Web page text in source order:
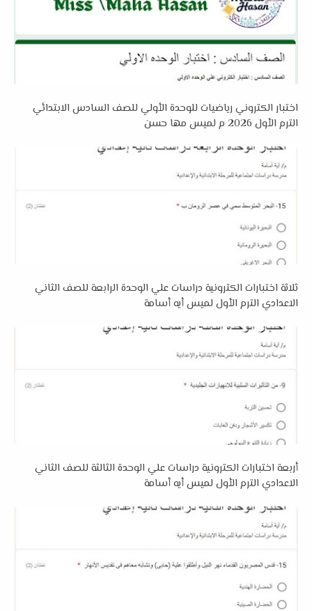
اختبار الكتروني رياضيات للوحدة الأولي للصف السادس الابتدائي
الترم الأول 2026 م لميس مها حسن
ثلاثة اختبارات الكترونية دراسات علي الوحدة الرابعة للصف الثاني
الاعدادي الترم الأول لميس أيه أسامة
أربعة اختبارات الكترونية دراسات علي الوحدة الثالثة للصف الثاني
الاعدادي الترم الأول لميس أيه أسامة